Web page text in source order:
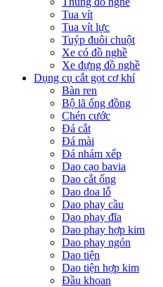
Tua vít
Tua vít lực
Tuýp đuôi chuột
Xe có đồ nghề
Xe đựng đồ nghề
Dụng cụ cắt gọt cơ khí
Bàn ren
Bộ lã ống đồng
Chén cước
Đá cắt
Đá mài
Đá nhám xếp
Dao cạo bavia
Dao cắt ống
Dao doa lỗ
Dao phay cầu
Dao phay đĩa
Dao phay hợp kim
Dao phay ngón
Dao tiện
Dao tiện hợp kim
Đầu khoan